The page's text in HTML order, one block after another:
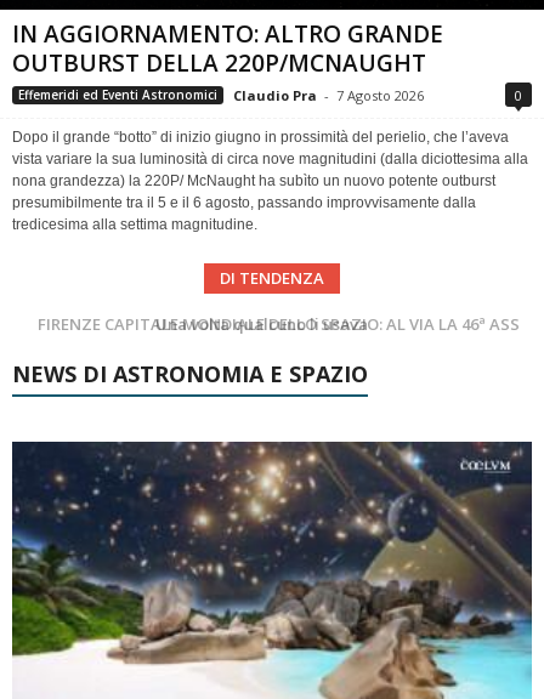
IN AGGIORNAMENTO: ALTRO GRANDE
OUTBURST DELLA 220P/MCNAUGHT
Effemeridi ed Eventi Astronomici Claudio Pra - 7 Agosto 2026 0
Dopo il grande “botto” di inizio giugno in prossimità del perielio, che l’aveva
vista variare la sua luminosità di circa nove magnitudini (dalla diciottesima alla
nona grandezza) la 220P/ McNaught ha subìto un nuovo potente outburst
presumibilmente tra il 5 e il 6 agosto, passando improvvisamente dalla
tredicesima alla settima magnitudine.
DI TENDENZA
FIRENZE CAPITALE MONDIALE DELLO SPAZIO: AL VIA LA 46ª ASSEMBLEA SCIENTIFICA DEL COSPAR
Cielo del Mese di Agosto 2026
NEWS DI ASTRONOMIA E SPAZIO